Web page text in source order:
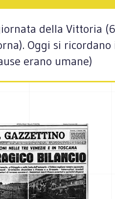
della Vittoria
Oggi si
erano umane)